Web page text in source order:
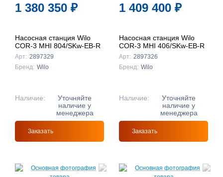
1 380 350 ₽
Насосная станция Wilo
COR-3 MHI 804/SKw-EB-R
Арт: 2897329
Бренд: Wilo
Наличие:
Уточняйте
наличие у
менеджера
Заказать
1 409 400 ₽
Насосная станция Wilo
COR-3 MHI 406/SKw-EB-R
Арт: 2897326
Бренд: Wilo
Наличие:
Уточняйте
наличие у
менеджера
Заказать